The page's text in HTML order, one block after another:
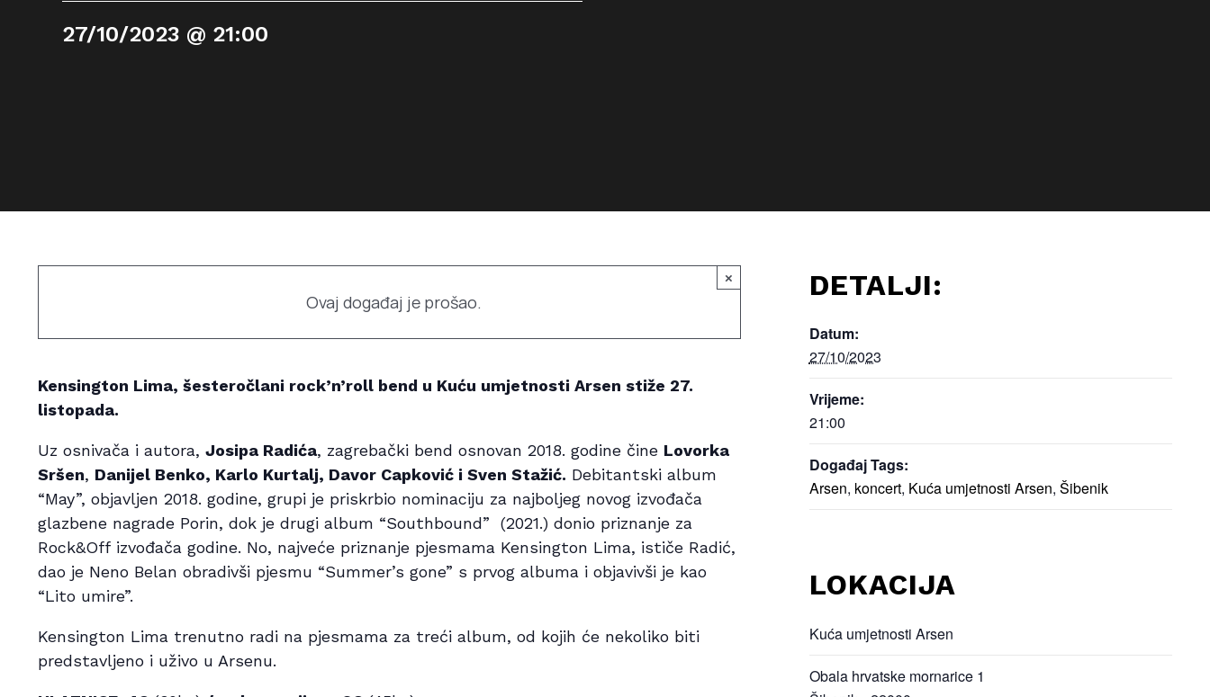
27/10/2023 @ 21:00
×
Ovaj događaj je prošao.
Kensington Lima, šesteročlani rock’n’roll bend u Kuću umjetnosti Arsen stiže 27.
listopada.
Uz osnivača i autora, Josipa Radića, zagrebački bend osnovan 2018. godine čine Lovorka
Sršen, Danijel Benko, Karlo Kurtalj, Davor Capković i Sven Stažić. Debitantski album
“May”, objavljen 2018. godine, grupi je priskrbio nominaciju za najboljeg novog izvođača
glazbene nagrade Porin, dok je drugi album “Southbound” (2021.) donio priznanje za
Rock&Off izvođača godine. No, najveće priznanje pjesmama Kensington Lima, ističe Radić,
dao je Neno Belan obradivši pjesmu “Summer’s gone” s prvog albuma i objavivši je kao
“Lito umire”.
Kensington Lima trenutno radi na pjesmama za treći album, od kojih će nekoliko biti
predstavljeno i uživo u Arsenu.
DETALJI:
Datum:
27/10/2023
Vrijeme:
21:00
Događaj Tags:
Arsen, koncert, Kuća umjetnosti Arsen, Šibenik
LOKACIJA
Kuća umjetnosti Arsen
Obala hrvatske mornarice 1